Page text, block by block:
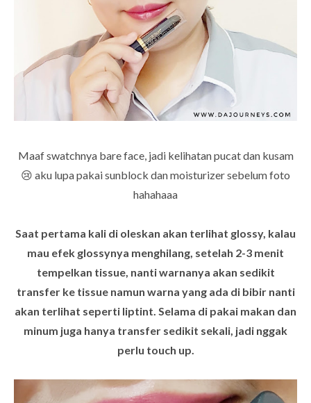
Maaf swatchnya bare face, jadi kelihatan pucat dan kusam
😢 aku lupa pakai sunblock dan moisturizer sebelum foto
hahahaaa
Saat pertama kali di oleskan akan terlihat glossy, kalau
mau efek glossynya menghilang, setelah 2-3 menit
tempelkan tissue, nanti warnanya akan sedikit
transfer ke tissue namun warna yang ada di bibir nanti
akan terlihat seperti liptint. Selama di pakai makan dan
minum juga hanya transfer sedikit sekali, jadi nggak
perlu touch up.